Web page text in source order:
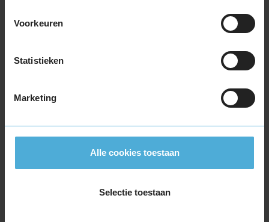
Voorkeuren
Statistieken
Marketing
Alle cookies toestaan
Selectie toestaan
235/45R17 97Y EXTRALOAD
235/55R17 103Y EXTRALOAD
235/55R17 99H
235/60R17 102H
235/65R17 108W EXTRALOAD
245/45R17 99Y EXTRALOAD